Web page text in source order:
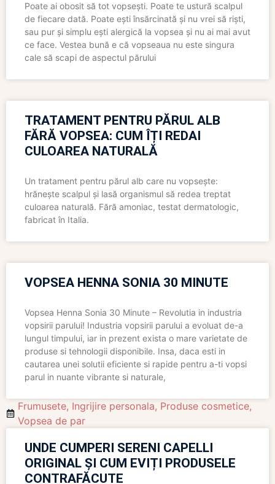
Poate ai obosit să tot vopsești. Poate te ustură scalpul
de fiecare dată. Poate ești însărcinată și nu vrei să riști,
sau pur și simplu ești alergică la vopsea și nu ai mai avut
ce face. Vestea bună e că vopseaua nu este singura
cale să scapi de aspectul părului
TRATAMENT PENTRU PĂRUL ALB
FĂRĂ VOPSEA: CUM ÎȚI REDAI
CULOAREA NATURALĂ
Un tratament pentru părul alb care nu vopsește:
hrănește scalpul și lasă organismul să redea treptat
culoarea naturală. Fără amoniac, testat dermatologic,
fabricat în Italia.
VOPSEA HENNA SONIA 30 MINUTE
Vopsea Henna Sonia 30 Minute – Revolutia in industria
vopsirii parului! Industria vopsirii parului a evoluat de-a
lungul timpului, iar in prezent exista o mare varietate de
produse si tehnologii disponibile. Insa, daca esti in
cautarea unei solutii eficiente si rapide pentru a-ti vopsi
parul in nuante vibrante si naturale,
Frumusete, Ingrijire personala, Produse cosmetice,
Vopsea de par
UNDE CUMPERI SERENI CAPELLI
ORIGINAL ȘI CUM EVIȚI PRODUSELE
CONTRAFĂCUTE